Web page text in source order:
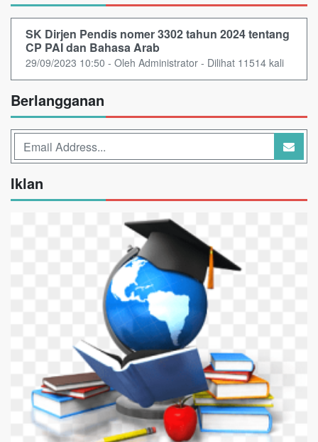
SK Dirjen Pendis nomer 3302 tahun 2024 tentang
CP PAI dan Bahasa Arab
29/09/2023 10:50 - Oleh Administrator - Dilihat 11514 kali
Berlangganan
Iklan